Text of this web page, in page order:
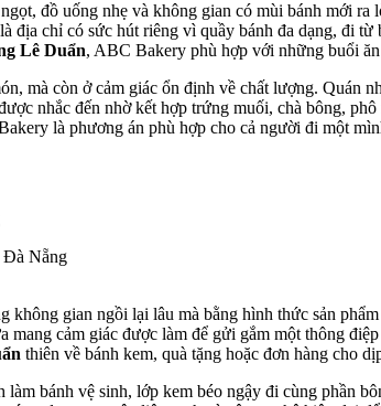
đồ uống nhẹ và không gian có mùi bánh mới
địa chỉ có sức hút riêng vì quầy bánh đa dạng, đi
Lê Duẩn, ABC Bakery phù hợp với những buổi
mà còn ở cảm giác ổn định về chất lượng. Quán
nhắc đến nhờ kết hợp trứng muối, chà bông,
là phương án phù hợp cho cả người đi một
Đà Nẵng
không gian ngồi lại lâu mà bằng hình thức sản
cảm giác được làm để gửi gắm một thông
thiên về bánh kem, quà tặng hoặc đơn hàng cho
bánh vệ sinh, lớp kem béo ngậy đi cùng phần